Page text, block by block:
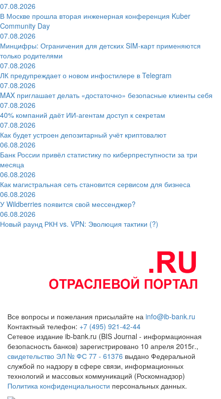
07.08.2026
В Москве прошла вторая инженерная конференция Kuber
Community Day
07.08.2026
Минцифры: Ограничения для детских SIM-карт применяются
только родителями
07.08.2026
ЛК предупреждает о новом инфостилере в Telegram
07.08.2026
MAX приглашает делать «достаточно» безопасные клиенты себя
07.08.2026
40% компаний даёт ИИ‑агентам доступ к секретам
07.08.2026
Как будет устроен депозитарный учёт криптовалют
06.08.2026
Банк России привёл статистику по киберпреступности за три
месяца
06.08.2026
Как магистральная сеть становится сервисом для бизнеса
06.08.2026
У Wildberries появится свой мессенджер?
06.08.2026
Новый раунд РКН vs. VPN: Эволюция тактики (?)
Все вопросы и пожелания присылайте на info@ib-bank.ru
Контактный телефон: +7 (495) 921-42-44
Сетевое издание ib-bank.ru (BIS Journal - информационная
безопасность банков) зарегистрировано 10 апреля 2015г.,
свидетельство ЭЛ № ФС 77 - 61376 выдано Федеральной
службой по надзору в сфере связи, информационных
технологий и массовых коммуникаций (Роскомнадзор)
Политика конфиденциальности персональных данных.